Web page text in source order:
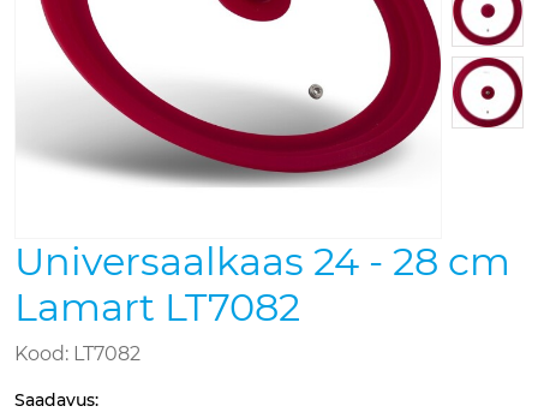
Universaalkaas 24 - 28 cm
Lamart LT7082
Kood: LT7082
Saadavus: